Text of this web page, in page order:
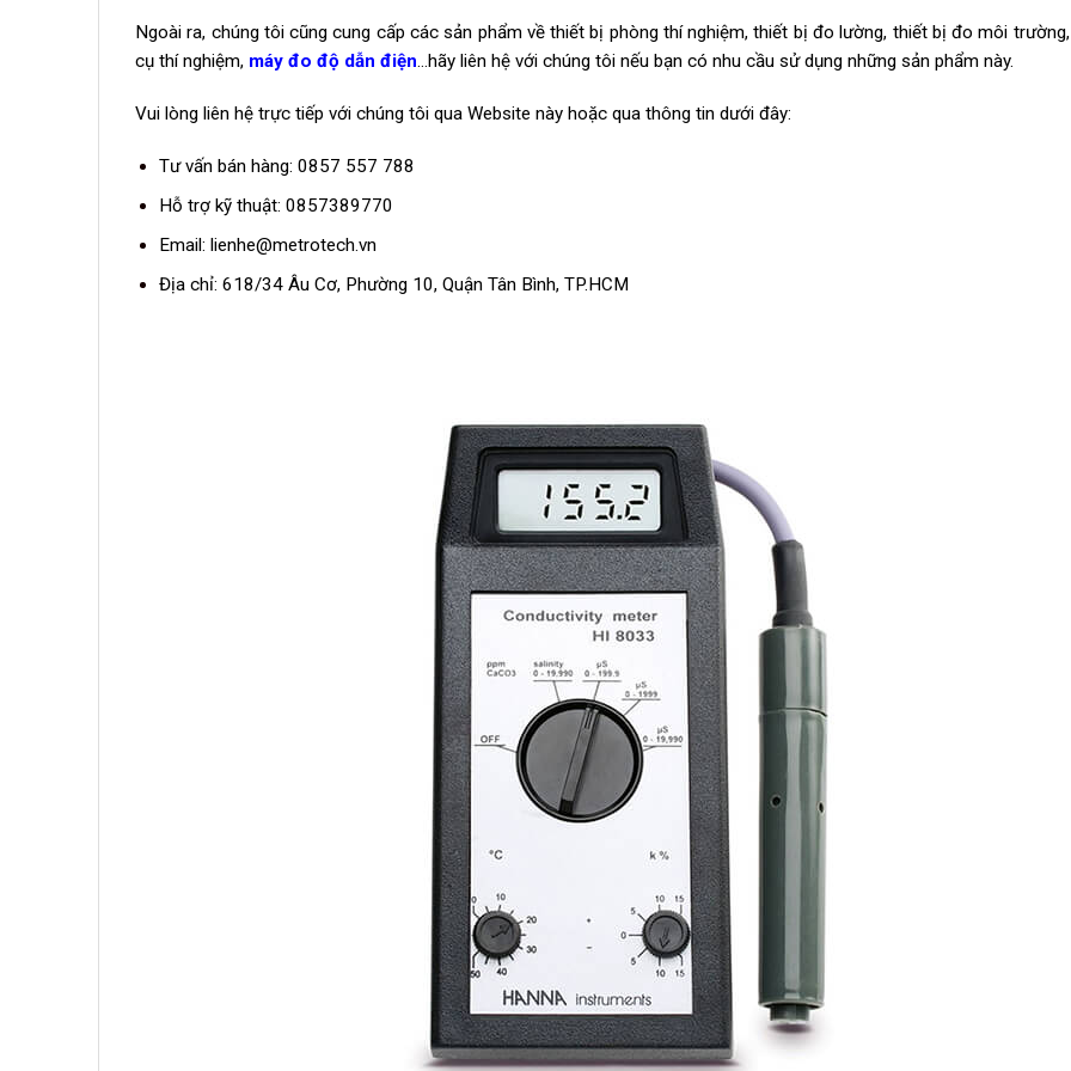
Ngoài ra, chúng tôi cũng cung cấp các sản phẩm về thiết bị phòng thí nghiệm, thiết bị đo lường, thiết bị đo môi
cụ thí nghiệm, máy đo độ dẫn điện…hãy liên hệ với chúng tôi nếu bạn có nhu cầu sử dụng những sản phẩm này.
Vui lòng liên hệ trực tiếp với chúng tôi qua Website này hoặc qua thông tin dưới đây:
Tư vấn bán hàng: 0857 557 788
Hỗ trợ kỹ thuật: 0857389770
Email: lienhe@metrotech.vn
Địa chỉ: 618/34 Âu Cơ, Phường 10, Quận Tân Bình, TP.HCM